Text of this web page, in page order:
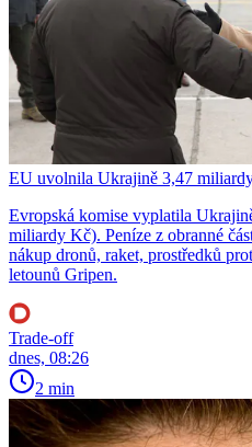
EU uvolnila Ukrajině 3,47
Evropská komise vyplatila
miliardy Kč). Peníze z obranné
nákup dronů, raket, prostředků
letounů Gripen.
Trade-off
dnes, 08:26
2 min